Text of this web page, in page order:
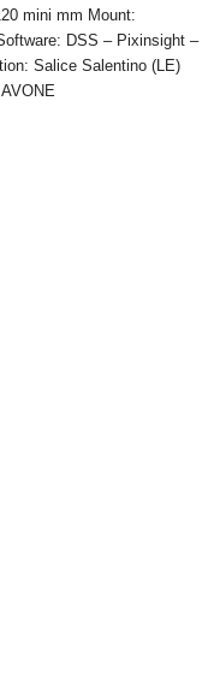
mini mm Mount:
DSS – Pixinsight –
Salice Salentino (LE)